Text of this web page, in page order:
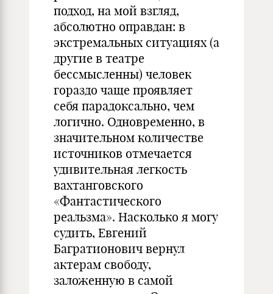
подход, на мой взгляд,
абсолютно оправдан: в
экстремальных ситуациях (а
другие в театре
бессмысленны) человек
гораздо чаще проявляет
себя парадоксально, чем
логично. Одновременно, в
значительном количестве
источников отмечается
удивительная легкость
вахтанговского
«Фантастического
реальзма». Насколько я могу
судить, Евгений
Багратионович вернул
актерам свободу,
заложенную в самой